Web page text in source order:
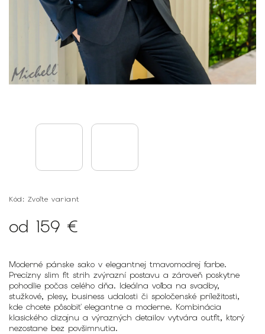
Kód: Zvoľte variant
od 159 €
Moderné pánske sako v elegantnej tmavomodrej farbe.
Precízny slim fit strih zvýrazní postavu a zároveň poskytne
pohodlie počas celého dňa. Ideálna voľba na svadby,
stužkové, plesy, business udalosti či spoločenské príležitosti,
kde chcete pôsobiť elegantne a moderne. Kombinácia
klasického dizajnu a výrazných detailov vytvára outfit, ktorý
nezostane bez povšimnutia.